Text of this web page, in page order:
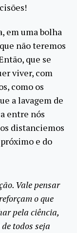
em uma bolha
não teremos
que se
viver, com
como os
a lavagem de
entre nós
distanciemos
e do
Vale pensar
o que
pela ciência,
todos seja